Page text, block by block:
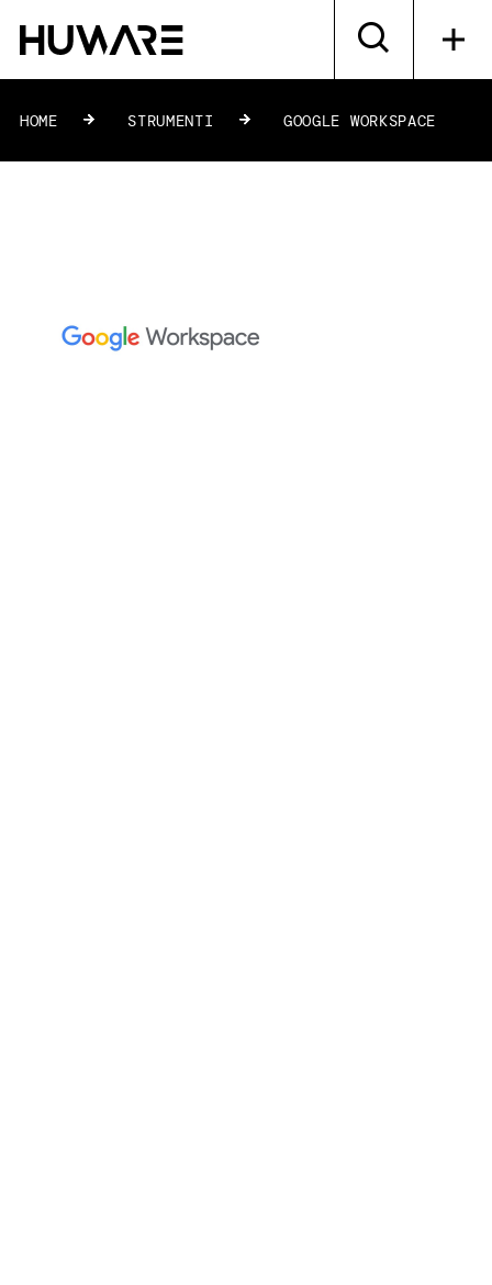
HOME » STRUMENTI » GOOGLE WORKSPACE